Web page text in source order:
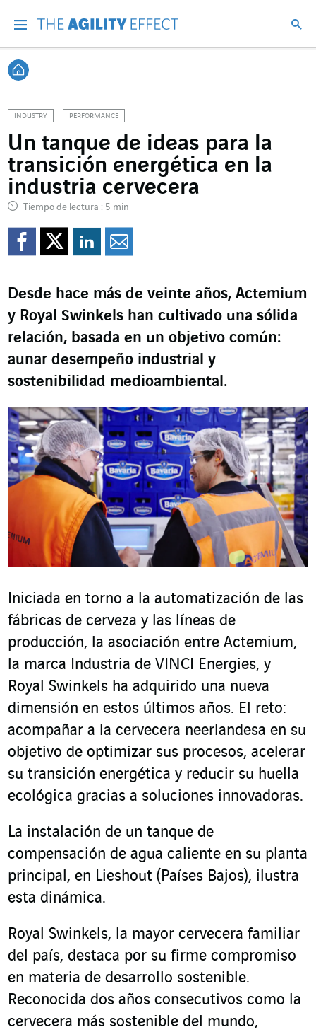
Volver a Inicio
INDUSTRY PERFORMANCE
Un tanque de ideas para la
transición energética en la
industria cervecera
Tiempo de lectura : 5 min
Compartir en Facebook
Compartir en
Compartir en
Desde hace más de veinte años, Actemium
y Royal Swinkels han cultivado una sólida
relación, basada en un objetivo común:
aunar desempeño industrial y
sostenibilidad medioambiental.
Iniciada en torno a la automatización de las
fábricas de cerveza y las líneas de
producción, la asociación entre Actemium,
la marca Industria de VINCI Energies, y
Royal Swinkels ha adquirido una nueva
dimensión en estos últimos años. El reto:
acompañar a la cervecera neerlandesa en su
objetivo de optimizar sus procesos, acelerar
su transición energética y reducir su huella
ecológica gracias a soluciones innovadoras.
La instalación de un tanque de
compensación de agua caliente en su planta
principal, en Lieshout (Países Bajos), ilustra
esta dinámica.
Royal Swinkels, la mayor cervecera familiar
del país, destaca por su firme compromiso
en materia de desarrollo sostenible.
Reconocida dos años consecutivos como la
cervecera más sostenible del mundo,